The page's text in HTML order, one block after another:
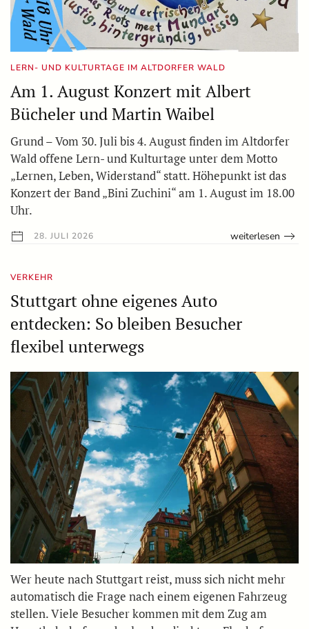
LERN- UND KULTURTAGE IM ALTDORFER WALD
Am 1. August Konzert mit Albert
Bücheler und Martin Waibel
Grund – Vom 30. Juli bis 4. August finden im Altdorfer
Wald offene Lern- und Kulturtage unter dem Motto
„Lernen, Leben, Widerstand“ statt. Höhepunkt ist das
Konzert der Band „Bini Zuchini“ am 1. August im 18.00
Uhr.
28. JULI 2026 weiterlesen
VERKEHR
Stuttgart ohne eigenes Auto
entdecken: So bleiben Besucher
flexibel unterwegs
Wer heute nach Stuttgart reist, muss sich nicht mehr
automatisch die Frage nach einem eigenen Fahrzeug
stellen. Viele Besucher kommen mit dem Zug am